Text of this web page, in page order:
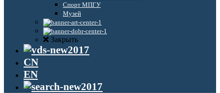
Спорт МПГУ
Музей
Закрыть
CN
EN